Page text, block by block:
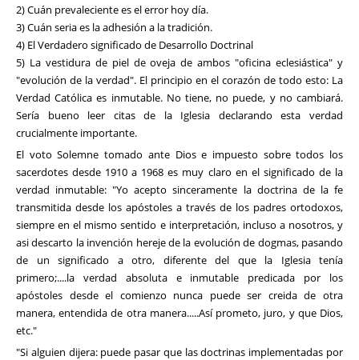
2) Cuán prevaleciente es el error hoy día.
3) Cuán seria es la adhesión a la tradición.
4) El Verdadero significado de Desarrollo Doctrinal
5) La vestidura de piel de oveja de ambos "oficina eclesiástica" y
"evolución de la verdad". El principio en el corazón de todo esto: La
Verdad Católica es inmutable. No tiene, no puede, y no cambiará.
Sería bueno leer citas de la Iglesia declarando esta verdad
crucialmente importante.
El voto Solemne tomado ante Dios e impuesto sobre todos los
sacerdotes desde 1910 a 1968 es muy claro en el significado de la
verdad inmutable: "Yo acepto sinceramente la doctrina de la fe
transmitida desde los apóstoles a través de los padres ortodoxos,
siempre en el mismo sentido e interpretación, incluso a nosotros, y
asi descarto la invención hereje de la evolución de dogmas, pasando
de un significado a otro, diferente del que la Iglesia tenía
primero;....la verdad absoluta e inmutable predicada por los
apóstoles desde el comienzo nunca puede ser creida de otra
manera, entendida de otra manera.....Así prometo, juro, y que Dios,
etc."
"Si alguien dijera: puede pasar que las doctrinas implementadas por